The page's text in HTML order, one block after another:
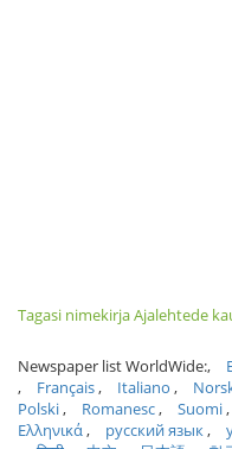
Tagasi nimekirja Ajalehtede
Newspaper list WorldWide:
Français
Italiano
Polski
Romanesc Suomi
Ελληνικά
русский язык